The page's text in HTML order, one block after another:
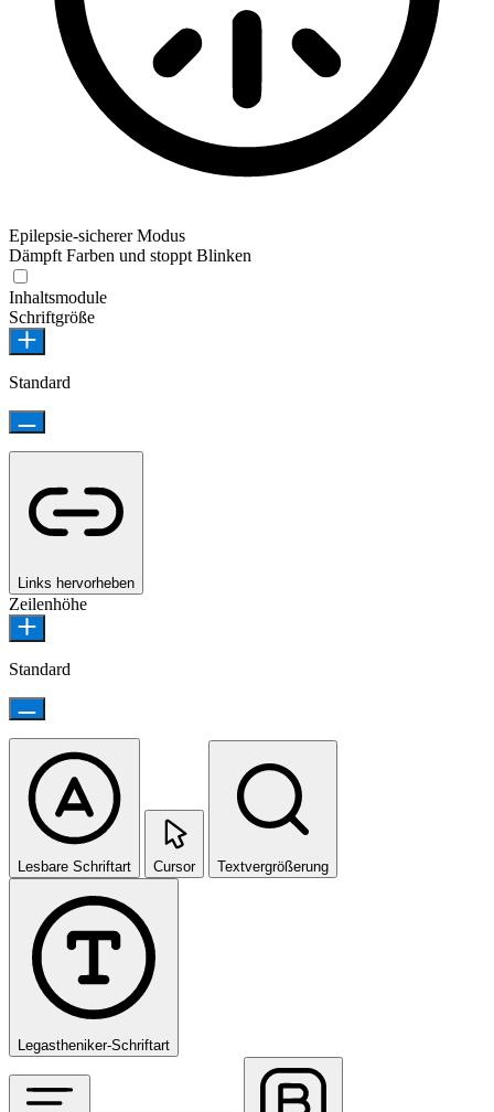
Epilepsie-sicherer Modus
Dämpft Farben und stoppt Blinken
Inhaltsmodule
Schriftgröße
Standard
Links hervorheben
Zeilenhöhe
Standard
Lesbare Schriftart Cursor Textvergrößerung
Legastheniker-Schriftart